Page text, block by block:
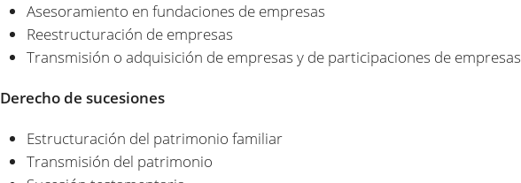
Asesoramiento en fundaciones de empresas
Reestructuración de empresas
Transmisión o adquisición de empresas y de participaciones de empresas
Derecho de sucesiones
Estructuración del patrimonio familiar
Transmisión del patrimonio